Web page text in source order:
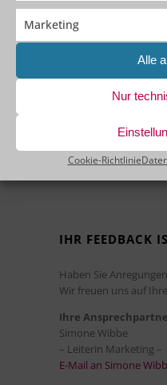
Marketing
Alle
Nur
Cookie-Richtlinie
Artur Habel
IHR FEEDBACK
Haben Sie
Wir freuen uns auf
Ihre
Simone Wibbe
– Leiterin Marketing –
E-Mail an Simone